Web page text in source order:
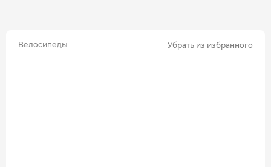
Велосипеды Убрать из избранного